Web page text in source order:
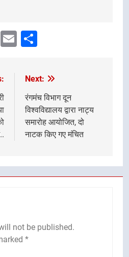
Telegram
Email
Next:
रंगमंच विभाग दून
विश्वविद्यालय द्वारा नाट्य
समारोह आयोजित, दो
नाटक किए गए मंचित
not be published.
*